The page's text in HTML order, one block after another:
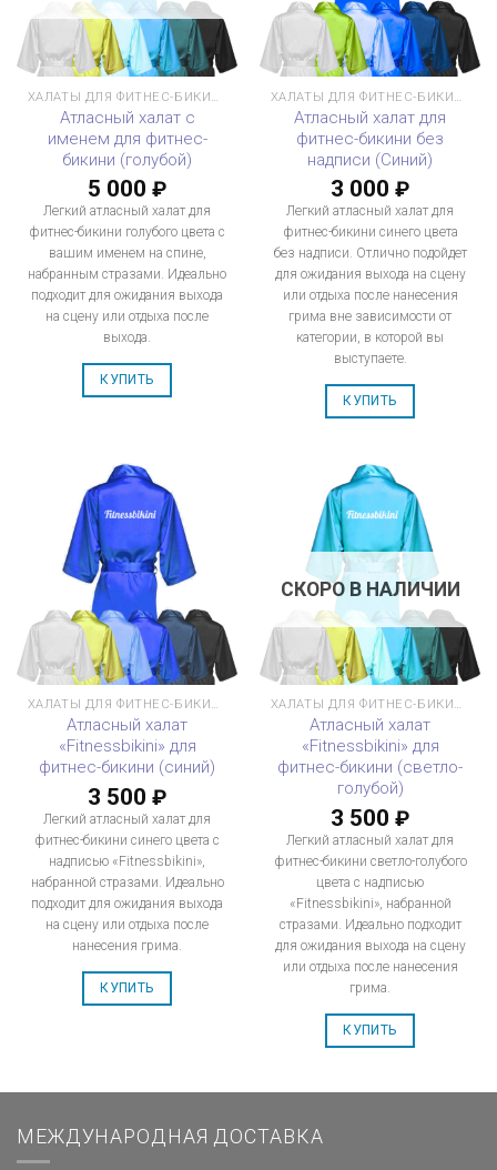
Атласный халат с
именем для фитнес-
бикини (голубой)
5 000 ₽
Легкий атласный халат для
фитнес-бикини голубого цвета с
вашим именем на спине,
набранным стразами. Идеально
подходит для ожидания выхода
на сцену или отдыха после
выхода.
КУПИТЬ
Атласный халат для
фитнес-бикини без
надписи (Синий)
3 000 ₽
Легкий атласный халат для
фитнес-бикини синего цвета
без надписи. Отлично подойдет
для ожидания выхода на сцену
или отдыха после нанесения
грима вне зависимости от
категории, в которой вы
выступаете.
КУПИТЬ
ХАЛАТЫ ДЛЯ ФИТНЕС-БИКИНИ
Атласный халат
«Fitnessbikini» для
фитнес-бикини (синий)
3 500 ₽
Легкий атласный халат для
фитнес-бикини синего цвета с
надписью «Fitnessbikini»,
набранной стразами. Идеально
подходит для ожидания выхода
на сцену или отдыха после
нанесения грима.
КУПИТЬ
СКОРО В НАЛИЧИИ
ХАЛАТЫ ДЛЯ ФИТНЕС-БИКИНИ
Атласный халат
«Fitnessbikini» для
фитнес-бикини (светло-
голубой)
3 500 ₽
Легкий атласный халат для
фитнес-бикини светло-голубого
цвета с надписью
«Fitnessbikini», набранной
стразами. Идеально подходит
для ожидания выхода на сцену
или отдыха после нанесения
грима.
КУПИТЬ
МЕЖДУНАРОДНАЯ ДОСТАВКА